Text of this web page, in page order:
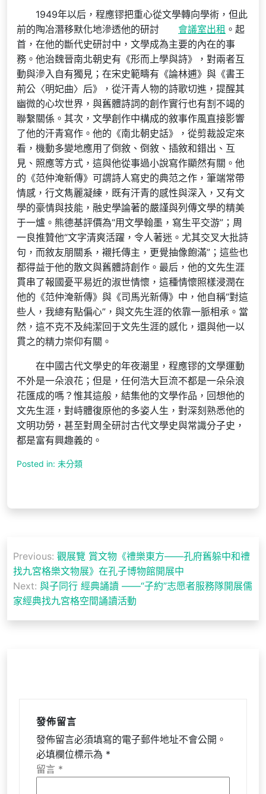
1949年以后，程應镠把重心從文學轉向學術，但此
前的陶冶潛移默化地滲透他的研討
會議室出租 。起
首，在他的斷代史研討中，文學成為主要的內在的事
務。他治魏晉南北朝史有《形而上學與詩》，對兩者互
動與滲入自有獨見；在宋史範疇有《論林逋》與《書王
荊公〈明妃曲〉后》，從汗青人物的詩歌切進，提醒其
幽微的心坎世界，與舊體詩詞的創作實行也有割不竭的
聯繫關係。其次，文學創作中構成的敘事作風直接影響
了他的汗青寫作。他的《南北朝史話》，從剪裁設定來
看，機動多變地應用了倒敘、倒敘、插敘和錯出、互
見、照應等方式，這與他從事過小說寫作顯然有關。他
的《范仲淹新傳》可謂詩人寫史的典范之作，筆端常帶
情感，行文雋麗凝練，既有汗青的感性與深入，又有文
學的豪情與技能，融史學論著的嚴謹與列傳文學的精美
于一爐。熊德基評價為“用文學翰墨，寫生平交游”；周
一良推贊他“文字清爽活躍，令人著迷。尤其交叉大批詩
句，而敘友朋關系，襯托傳主，更覺抽像飽滿”；這些也
都得益于他的散文與舊體詩創作。最后，他的文先生涯
貫串了報國憂平易近的淑世情懷，這種情懷照樣浸潤在
他的《范仲淹新傳》與《司馬光新傳》中，他自稱“對這
些人，我總有點偏心”，與文先生涯的依靠一脈相承。當
然，這不克不及純潔回于文先生涯的感化，還與他一以
貫之的精力崇仰有關。
在中國古代文學史的年夜潮里，程應镠的文學運動
不外是一朵浪花；但是，任何浩大巨流不都是一朵朵浪
花匯成的嗎？惟其這般，結集他的文學作品，回想他的
文先生涯，對峙體復原他的多姿人生，對深刻熟悉他的
文明功勞，甚至對周全研討古代文學史與常識分子史，
都是富有興趣義的。
Posted in: 未分類
章
導
覽
Previous: 觀展覽 賞文物《禮樂東方——孔府舊躲中和禮
找九宮格樂文物展》在孔子博物館開展中
Next: 與子同行 經典誦讀 ——“子約”志愿者服務隊開展儒
家經典找九宮格空間誦讀活動
發佈留言
發佈留言必須填寫的電子郵件地址不會公開。
必填欄位標示為 *
留言 *